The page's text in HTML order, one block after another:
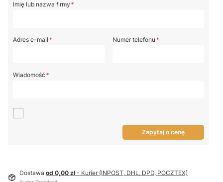
Imię lub nazwa firmy *
Adres e-mail * Numer telefonu *
Wiadomość *
Zapytaj o cenę
Dostawa od 0,00 zł- Kurier (INPOST, DHL, DPD, POCZTEX)